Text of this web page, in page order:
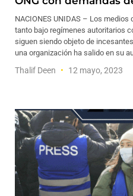
NACIONES UNIDAS – Los
tanto bajo regímenes autoritarios
siguen siendo objeto de
una organización ha salido en su
Thalif Deen 12 mayo, 2023